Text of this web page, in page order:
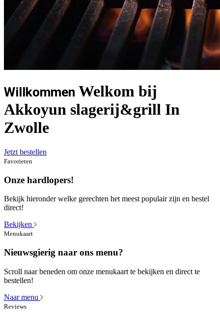
Willkommen Welkom bij
Akkoyun slagerij&grill In
Zwolle
Jetzt bestellen
Favorieten
Onze hardlopers!
Bekijk hieronder welke gerechten het meest populair zijn en bestel
direct!
Bekijken
Menukaart
Nieuwsgierig naar ons menu?
Scroll naar beneden om onze menukaart te bekijken en direct te
bestellen!
Naar menu
Reviews